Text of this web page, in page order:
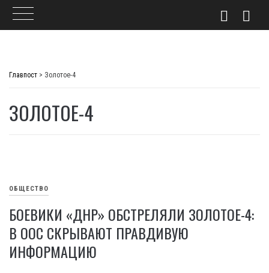
Главпост > Золотое-4
ЗОЛОТОЕ-4
ОБЩЕСТВО
БОЕВИКИ «ДНР» ОБСТРЕЛЯЛИ ЗОЛОТОЕ-4:
В ООС СКРЫВАЮТ ПРАВДИВУЮ
ИНФОРМАЦИЮ